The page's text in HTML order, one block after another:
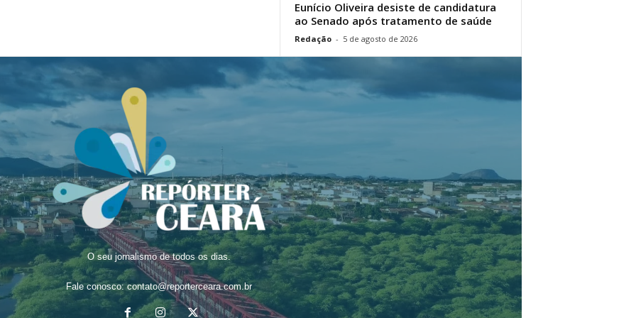
Eunício Oliveira desiste de candidatura
ao Senado após tratamento de saúde
Redação - 5 de agosto de 2026
O seu jornalismo de todos os dias.
Fale conosco:contato@reporterceara.com.br